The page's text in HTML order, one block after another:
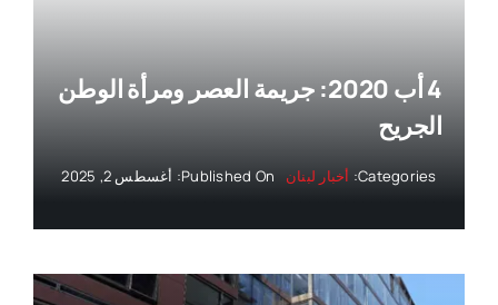
4 أب 2020: جريمة العصر ومرأة الوطن
الجريح
Categories: أخبار لبنان Published On: أغسطس 2, 2025